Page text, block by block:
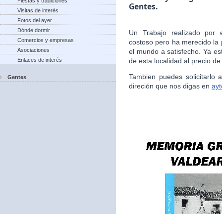
Visitas de interés
Fotos del ayer
Dónde dormir
Comercios y empresas
Asociaciones
Enlaces de interés
Gentes
Gentes.
Un Trabajo realizado por
costoso pero ha merecido
el mundo a satisfecho. Ya
de esta localidad al precio
Tambien puedes
direción que nos digas en